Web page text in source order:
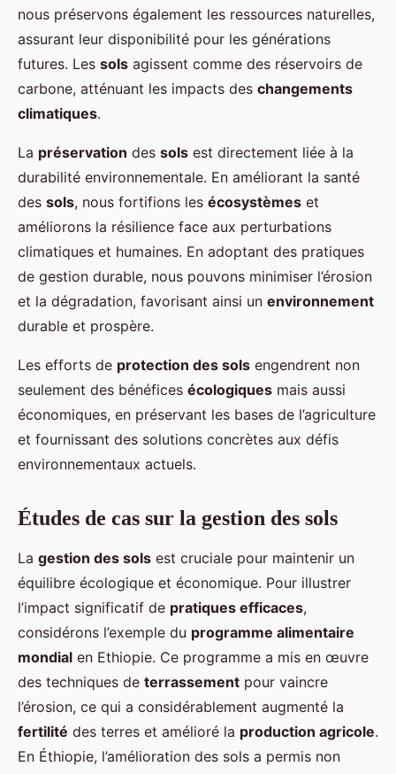
nous préservons également les ressources naturelles,
assurant leur disponibilité pour les générations
futures. Les sols agissent comme des réservoirs de
carbone, atténuant les impacts des changements
climatiques.
La préservation des sols est directement liée à la
durabilité environnementale. En améliorant la santé
des sols, nous fortifions les écosystèmes et
améliorons la résilience face aux perturbations
climatiques et humaines. En adoptant des pratiques
de gestion durable, nous pouvons minimiser l’érosion
et la dégradation, favorisant ainsi un environnement
durable et prospère.
Les efforts de protection des sols engendrent non
seulement des bénéfices écologiques mais aussi
économiques, en préservant les bases de l’agriculture
et fournissant des solutions concrètes aux défis
environnementaux actuels.
Études de cas sur la gestion des sols
La gestion des sols est cruciale pour maintenir un
équilibre écologique et économique. Pour illustrer
l’impact significatif de pratiques efficaces,
considérons l’exemple du programme alimentaire
mondial en Ethiopie. Ce programme a mis en œuvre
des techniques de terrassement pour vaincre
l’érosion, ce qui a considérablement augmenté la
fertilité des terres et amélioré la production agricole.
En Éthiopie, l’amélioration des sols a permis non